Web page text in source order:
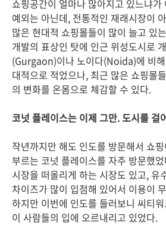
쇼핑공간이 얼마나 많아지고 있느냐가
예외는 아닌데, 전통적인 재래시장이
많은 현대적 쇼핑몰들이 많이 늘고 있
개발의 표상인 탓에 인근 위성도시로
(Gurgaon)이나 노이다(Noida)에 비
대적으로 적었으나, 최근 많은 쇼핑몰
의 변화를 온몸으로 체감할 수 있다.
코넛 플레이스는 이제 그만. 도시를 걸
작년까지만 해도 인도를 방문해서 쇼
부르는 코넛 플레이스를 자주 방문했
시장을 떠올리게 하는 시장도 있고, 유
차이즈가 많이 입점해 있어서 이용이
하지만 이번에 인도를 들러보니 씨티
이 사람들의 입에 오르내리고 있었다.